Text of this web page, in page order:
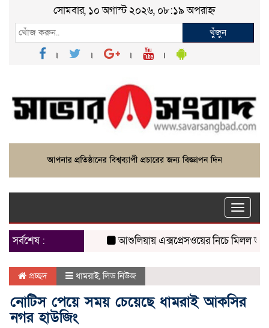
সোমবার, ১০ অগাস্ট ২০২৬, ০৮:১৯ অপরাহ্ন
খুঁজুন
Toggle
সর্বশেষ :
আশুলিয়ায় এক্সপ্রেসওয়ের নিচে মিলল
প্রচ্ছদ ধামরাই,লিড নিউজ
নোটিস পেয়ে সময় চেয়েছে ধামরাই আকসির
নগর হাউজিং